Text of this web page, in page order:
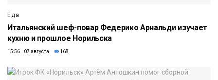
Еда
Итальянский шеф-повар Федерико Арнальди изучает
кухню и прошлое Норильска
15:56 07 августа 168